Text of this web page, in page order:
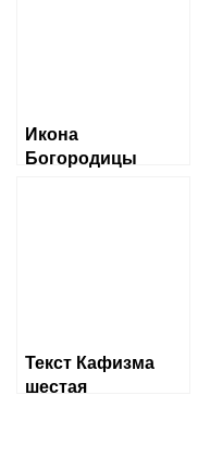
Икона
Богородицы
Текст Кафизма
шестая